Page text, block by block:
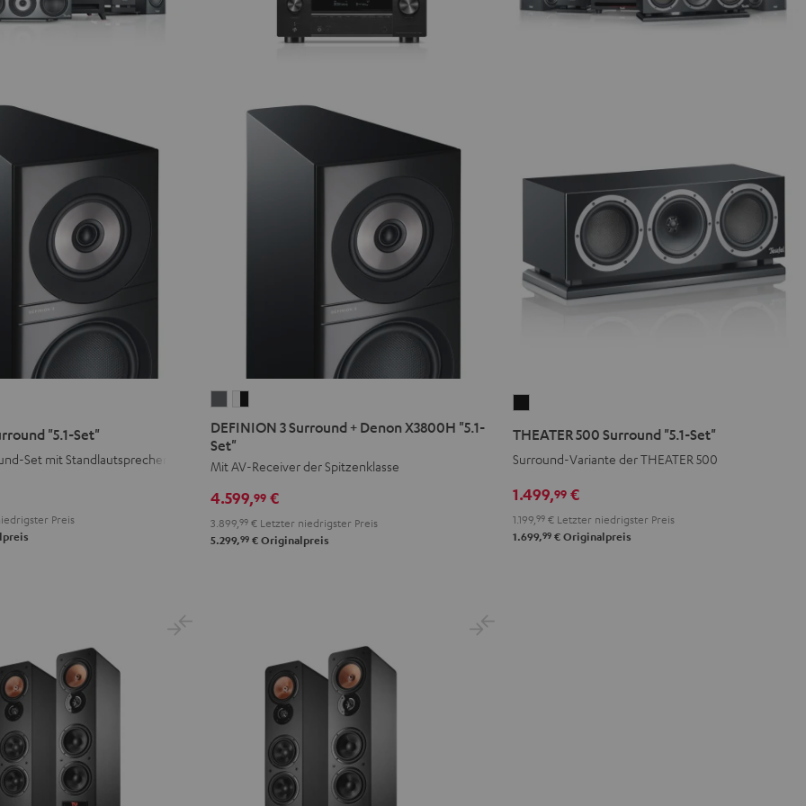
"5.1-Set"
Set mit Standlautsprechern
Preis
3
Surround
+
X3800H
"5.1-
3
+
X3800H
"5.1-
DEFINION 3 Surround + Denon X3800H "5.1-
Set"
Mit AV-Receiver der Spitzenklasse
4.599,99 €
3.899, 99 € Letzter niedrigster Preis
5.299,99 € Originalpreis
"5.1-
Set"
THEATER 500 Surround "5.1-Set"
Surround-Variante der THEATER 500
1.499,99 €
1.199, 99 € Letzter niedrigster Preis
1.699,99 € Originalpreis